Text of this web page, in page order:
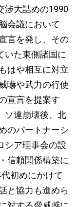
渉大詰めの1990
会議において
言を発し、その
いた東側諸国に
はや相互に対立
嚇や武力の行使
宣言を提案す
ソ連崩壊後、北
のパートナーシ
シア理事会の設
信頼関係構築に
初めにかけて
と協力も進めら